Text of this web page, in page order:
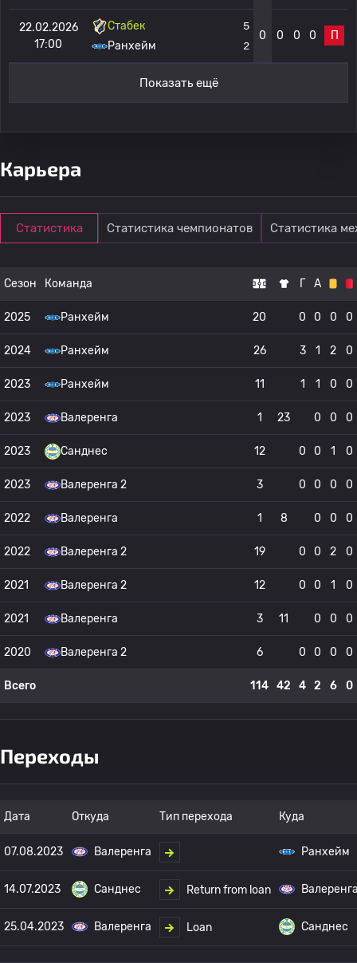
22.02.2026
17:00
Стабек
Ранхейм
5
2
0 0 0 0 П
Показать ещё
Карьера
Статистика Статистика чемпионатов Статистика
Сезон Команда Г А
2025 Ранхейм 20 0 0 0 0
2024 Ранхейм 26 3 1 2 0
2023 Ранхейм 11 1 1 0 0
2023 Валеренга 1 23 0 0 0
2023 Санднес 12 0 0 1 0
2023 Валеренга 2 3 0 0 0 0
2022 Валеренга 1 8 0 0 0
2022 Валеренга 2 19 0 0 2 0
2021 Валеренга 2 12 0 0 1 0
2021 Валеренга 3 11 0 0 0
2020 Валеренга 2 6 0 0 0 0
Всего 114 42 4 2 6 0
Переходы
Дата Откуда Тип перехода Куда
07.08.2023 Валеренга Ранхейм
14.07.2023 Санднес Return from loan
25.04.2023 Валеренга Loan Санднес